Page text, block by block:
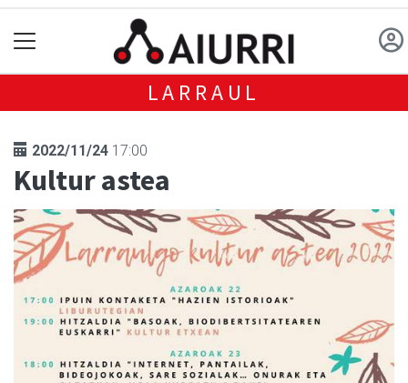
LARRAUL
2022/11/24 17:00
Kultur astea